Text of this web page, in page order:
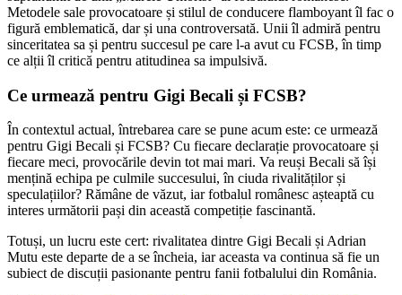
Metodele sale provocatoare și stilul de conducere flamboyant îl fac o
figură emblematică, dar și una controversată. Unii îl admiră pentru
sinceritatea sa și pentru succesul pe care l-a avut cu FCSB, în timp
ce alții îl critică pentru atitudinea sa impulsivă.
Ce urmează pentru Gigi Becali și FCSB?
În contextul actual, întrebarea care se pune acum este: ce urmează
pentru Gigi Becali și FCSB? Cu fiecare declarație provocatoare și
fiecare meci, provocările devin tot mai mari. Va reuși Becali să își
mențină echipa pe culmile succesului, în ciuda rivalităților și
speculațiilor? Rămâne de văzut, iar fotbalul românesc așteaptă cu
interes următorii pași din această competiție fascinantă.
Totuși, un lucru este cert: rivalitatea dintre Gigi Becali și Adrian
Mutu este departe de a se încheia, iar aceasta va continua să fie un
subiect de discuții pasionante pentru fanii fotbalului din România.